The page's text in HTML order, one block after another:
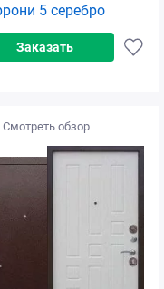
5 серебро
Заказать
Смотреть обзор